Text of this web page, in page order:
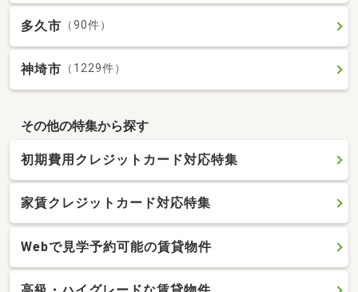
多久市 （90件）
神埼市 （1229件）
その他の特集から探す
初期費用クレジットカード対応特集
家賃クレジットカード対応特集
Webで見学予約可能の賃貸物件